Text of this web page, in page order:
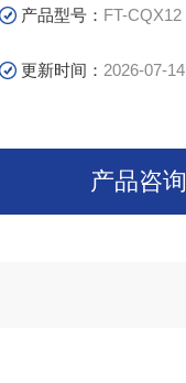
产品型号： FT-CQX12
更新时间： 2026-07-14
产品咨询